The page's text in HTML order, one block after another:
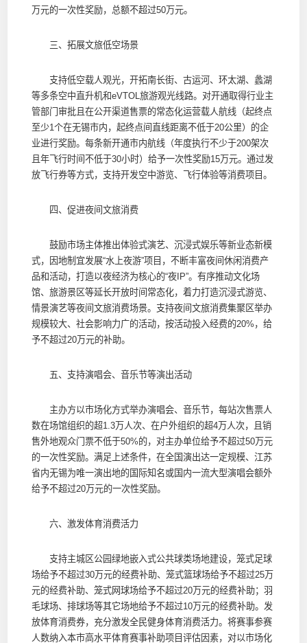
万元的一次性奖励，总额不超过50万元。
三、拓展文旅低空场景
支持低空载人观光，开拓南长街、古运河、环太湖、蠡湖
等多条空中直升机和eVTOL旅游观光线路。对开通取得行业主
管部门审批且在公开渠道售票的常态化运营载人航线（起终点
至少1个在无锡市内，起终点间直线距离不低于20公里）的企
业进行奖励。每条新开通市内航线（年度执行不少于200架次
且年飞行时间不低于30小时）给予一次性奖励15万元。通过发
放飞行券等方式，支持开发空中游览、飞行体验等消费项目。
四、促进夜间文旅消费
鼓励市场主体推出体验式演艺、沉浸式娱乐等新业态新模
式，因地制宜发展“水上夜游”项目，不断丰富夜间休闲消费产
品和活动，打造以夜经济为核心的“夜IP”。有序推动文化场
馆、旅游景区等延长开放时间常态化，着力打造沉浸式游览、
情景演艺等夜间文旅消费场景。支持夜间文旅消费集聚区举办
规模较大、社会影响力广的活动，按活动投入经费的20%，给
予不超过20万元的补助。
五、支持演唱会、音乐节等演出活动
主办方以市场化方式举办演唱会、音乐节，每站次售票人
数在场馆组织的超1.3万人次、在户外组织的超4万人次，且销
售外地观众门票不低于50%的，对主办单位给予不超过50万元
的一次性奖励。满足上述条件，在全国演出达一定规模、江苏
省内无锡为唯一演出地的国际知名或国内一流大型演唱会额外
给予不超过20万元的一次性奖励。
六、激发体育消费活力
支持主城区公园绿地嵌入式公共球类场地建设，笼式足球
场给予不超过30万元的经费补助、笼式篮球场给予不超过25万
元的经费补助、笼式网球场给予不超过20万元的经费补助；羽
毛球场、排球场等其它场地给予不超过10万元的经费补助。发
放体育消费券，充分激发全民健身体育消费活力。将赛事参赛
人数纳入本市高水平体育赛事补助项目评估因素，对以市场化